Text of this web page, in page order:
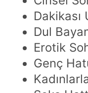
Dul
Erotik
Genç